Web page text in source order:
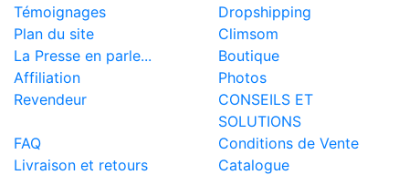
Témoignages
Dropshipping
Plan du site
Climsom
La Presse en parle...
Boutique
Affiliation
Photos
Revendeur
CONSEILS ET
SOLUTIONS
FAQ
Conditions de Vente
Livraison et retours
Catalogue